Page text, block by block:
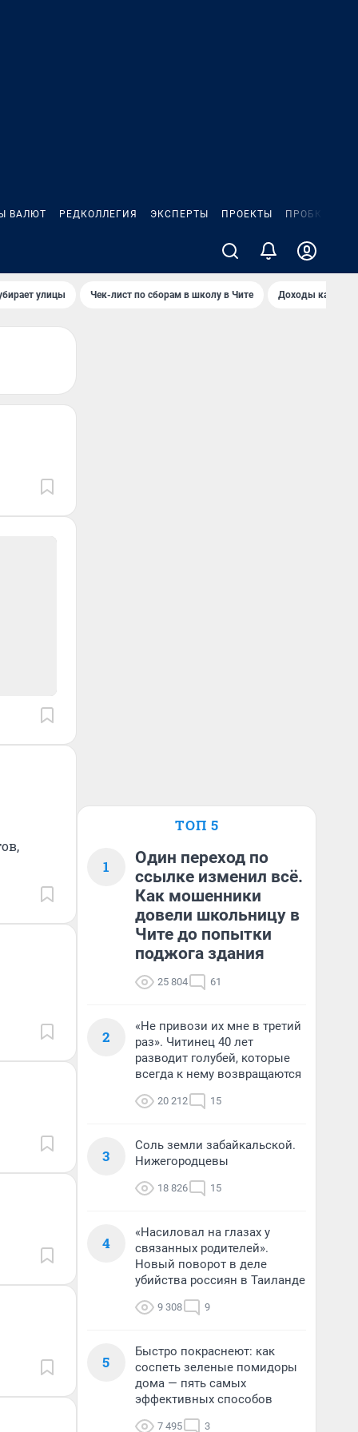
ВАЛЮТ РЕДКОЛЛЕГИЯ ЭКСПЕРТЫ ПРОЕКТЫ ПРОБКИ
улицы Чек-лист по сборам в школу в Чите Доходы
ТОП 5
1
Один переход по
ссылке изменил всё.
Как мошенники
довели школьницу в
Чите до попытки
поджога здания
25 804 61
2
«Не привози их мне в третий
раз». Читинец 40 лет
разводит голубей, которые
всегда к нему возвращаются
20 212 15
3
Соль земли забайкальской.
Нижегородцевы
18 826 15
4
«Насиловал на глазах у
связанных родителей».
Новый поворот в деле
убийства россиян в Таиланде
9 308 9
5
Быстро покраснеют: как
соспеть зеленые помидоры
дома — пять самых
эффективных способов
7 495 3